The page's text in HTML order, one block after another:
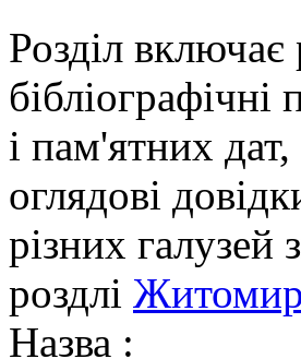
Розділ включає
і пам'ятних дат,
оглядові
різних галузей
роздлі
Назва :